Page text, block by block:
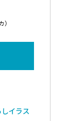
イラス